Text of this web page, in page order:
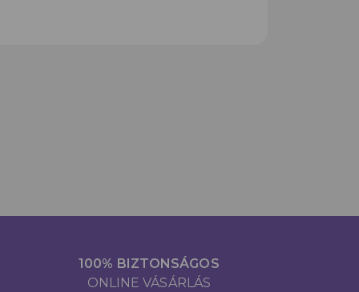
100% BIZTONSÁGOS
ONLINE VÁSÁRLÁS